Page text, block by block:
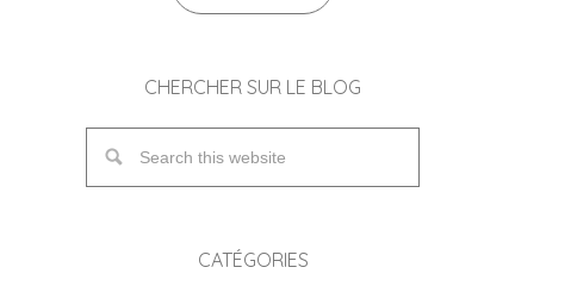
CHERCHER SUR LE BLOG
CATÉGORIES